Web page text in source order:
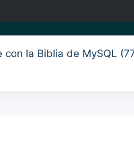
la Biblia de MySQL